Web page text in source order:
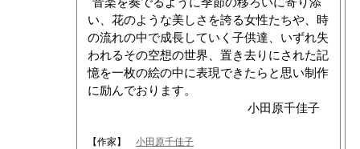
い、花のような美しさを誇る女性たちや、時
の流れの中で成長していく子供達、いずれ失
われるその空想の世界、置き去りにされた記
憶を一枚の絵の中に表現できたらと思い制作
に励んでおります。
小田原千佳子
【作家】 小田原千佳子